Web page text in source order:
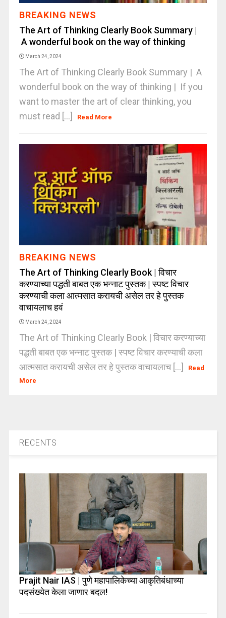
BREAKING NEWS
The Art of Thinking Clearly Book Summary |
A wonderful book on the way of thinking
March 24, 2024
The Art of Thinking Clearly Book Summary | A
wonderful book on the way of thinking | If you
want to master the art of clear thinking, you
must read [...]
Read More
BREAKING NEWS
The Art of Thinking Clearly Book | विचार
करण्याच्या पद्धती बाबत एक भन्नाट पुस्तक | स्पष्ट विचार
करण्याची कला आत्मसात करायची असेल तर हे पुस्तक
वाचायलाच हवं
March 24, 2024
The Art of Thinking Clearly Book | विचार करण्याच्या
पद्धती बाबत एक भन्नाट पुस्तक | स्पष्ट विचार करण्याची कला
आत्मसात करायची असेल तर हे पुस्तक वाचायलाच [...]
Read
More
RECENTS
Prajit Nair IAS | पुणे महापालिकेच्या आकृतिबंधाच्या
पदसंख्येत केला जाणार बदल!